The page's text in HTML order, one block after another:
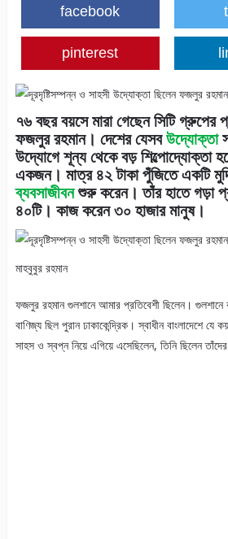
facebook
pinterest
৭৬ বছর বয়সে মারা গেছেন সিটি গ্রুপের
ফজলুর রহমান। দেশের যেসবউদ্যোক্তা
উদ্যোগে শূন্য থেকে বড় শিল্পোদ্যোক্তা
একজন। মাত্র ৪২ টাকা পুঁজিতে একটি
ব্যবসাজীবনশুরু করেন। তাঁর হাতে গড়া
৪০টি। কাজ করেন ৩০ হাজার মানুষ।
মাহবুবুর রহমান
ফজলুর রহমান গুলশানে আমার প্রতিবেশী ছিলেন।
বাণিজ্য ছিল পুরান ঢাকাকেন্দ্রিক। স্বাধীন বাংলাদেশে যে
সাহস ও স্বপ্ন নিয়ে এগিয়ে এসেছিলেন, তিনি ছিলেন